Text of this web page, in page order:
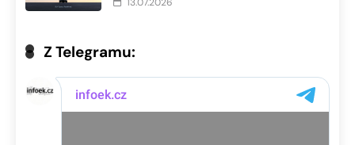
Z Telegramu: